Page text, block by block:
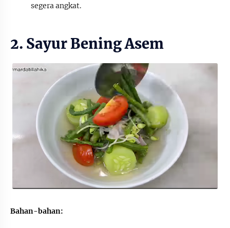
segera angkat.
2. Sayur Bening Asem
Bahan-bahan: